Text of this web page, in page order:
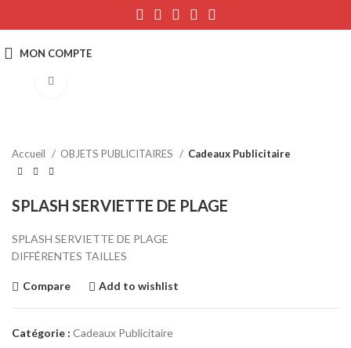
Accueil OBJETS PUBLICITAIRES Cadeaux Publicitaire
SPLASH SERVIETTE DE PLAGE
SPLASH SERVIETTE DE PLAGE
DIFFÉRENTES TAILLES
Compare Add to wishlist
Catégorie : Cadeaux Publicitaire